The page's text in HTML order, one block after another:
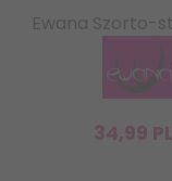
Ewana Szorto-
34,99